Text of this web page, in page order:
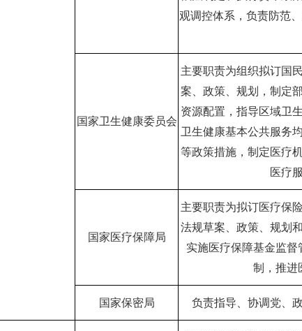
观调控体系，负责防范
国家卫生健康委员会
主要职责为组织拟订国
案、政策、规划，制定
资源配置，指导区域卫
卫生健康基本公共服务
等政策措施，制定医疗
医疗
国家医疗保障局
主要职责为拟订医疗保
法规草案、政策、规划
实施医疗保障基金监
制，推进
国家保密局 负责指导、协调党、